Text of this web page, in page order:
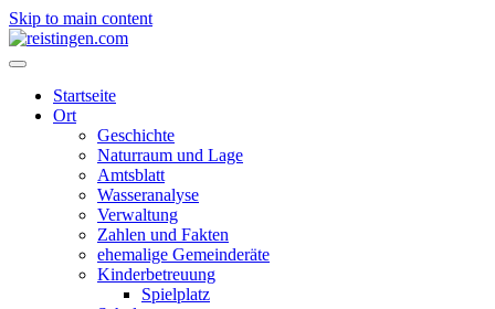
Skip to main content
Startseite
Ort
Geschichte
Naturraum und Lage
Amtsblatt
Wasseranalyse
Verwaltung
Zahlen und Fakten
ehemalige Gemeinderäte
Kinderbetreuung
Spielplatz